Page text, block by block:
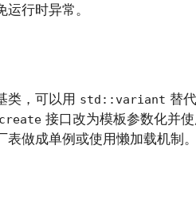
行时异常。
类，可以用 std::variant 替代
create 接口改为模板参数化并使
做成单例或使用懒加载机制。